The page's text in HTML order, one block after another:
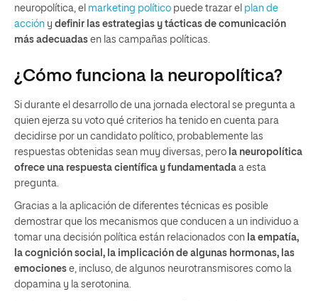
neuropolítica, el marketing político puede trazar el plan de
acción y definir las estrategias y tácticas de comunicación
más adecuadas en las campañas políticas.
¿Cómo funciona la neuropolítica?
Si durante el desarrollo de una jornada electoral se pregunta a
quien ejerza su voto qué criterios ha tenido en cuenta para
decidirse por un candidato político, probablemente las
respuestas obtenidas sean muy diversas, pero la neuropolítica
ofrece una respuesta científica y fundamentada a esta
pregunta.
Gracias a la aplicación de diferentes técnicas es posible
demostrar que los mecanismos que conducen a un individuo a
tomar una decisión política están relacionados con la empatía,
la cognición social, la implicación de algunas hormonas, las
emociones e, incluso, de algunos neurotransmisores como la
dopamina y la serotonina.